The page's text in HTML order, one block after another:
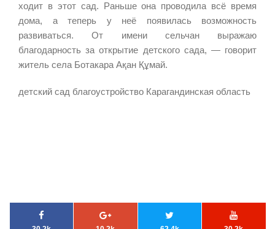
ходит в этот сад. Раньше она проводила всё время
дома, а теперь у неё появилась возможность
развиваться. От имени сельчан выражаю
благодарность за открытие детского сада, — говорит
житель села Ботакара Ақан Құмай.
детский сад благоустройство Карагандинская область